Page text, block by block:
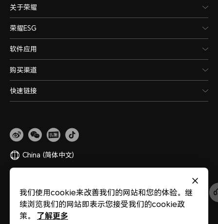
关于荣耀
荣耀ESG
软件应用
购买渠道
快速链接
China (简体中文)
版权所有 © 荣耀终端股份有限公司 2020-2026 保留一切权利。
44030002002883
粤ICP备20047157号
我们使用cookie来改善我们的网站和您的体验。继
续浏览我们的网站即表示您接受我们的cookie政
策。
了解更多